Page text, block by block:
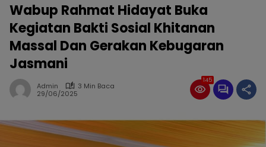
Wabup Rahmat Hidayat Buka
Kegiatan Bakti Sosial Khitanan
Massal Dan Gerakan Kebugaran
Jasmani
Admin
3 Min Baca
29/06/2025
145